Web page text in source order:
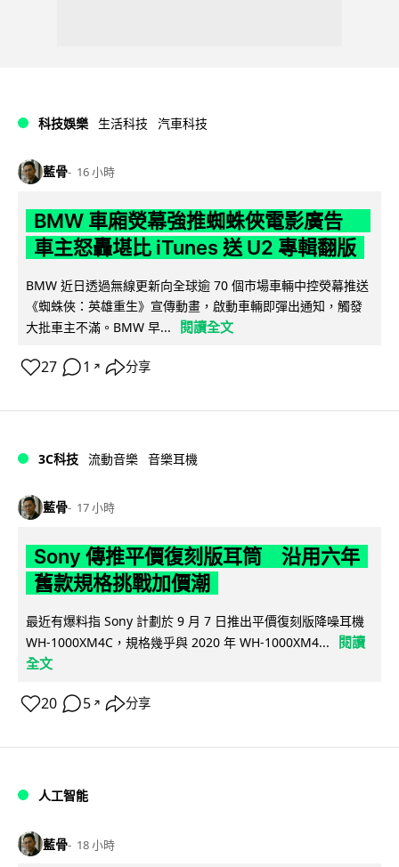
科技娛樂 生活科技 汽車科技
藍骨 16 小時
BMW 車廂熒幕強推蜘蛛俠電影廣告
車主怒轟堪比 iTunes 送 U2 專輯翻版
BMW 近日透過無線更新向全球逾 70 個市場車輛中控熒幕推送
《蜘蛛俠：英雄重生》宣傳動畫，啟動車輛即彈出通知，觸發
大批車主不滿。BMW 早...
閱讀全文
27 1 ↗ 分享
3C科技 流動音樂 音樂耳機
藍骨 17 小時
Sony 傳推平價復刻版耳筒 沿用六年
舊款規格挑戰加價潮
最近有爆料指 Sony 計劃於 9 月 7 日推出平價復刻版降噪耳機
WH-1000XM4C，規格幾乎與 2020 年 WH-1000XM4...
閱讀
全文
20 5 ↗ 分享
人工智能
藍骨 18 小時